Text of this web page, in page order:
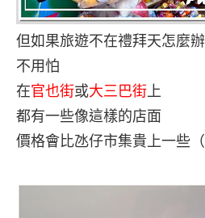
但如果旅遊不在禮拜天怎麼辦
不用怕
在官也街或大三巴街上
都有一些像這樣的店面
價格會比氹仔市集貴上一些（